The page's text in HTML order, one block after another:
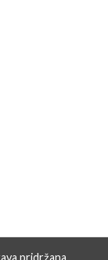
pridržana.